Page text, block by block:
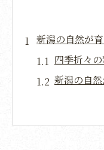
新潟の自然が
四季折々
新潟の自
自然環境